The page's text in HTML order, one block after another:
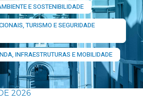
E SOSTENIBILIDADE
TURISMO E SEGURIDADE
INFRAESTRUTURAS E MOBILIDADE
2026